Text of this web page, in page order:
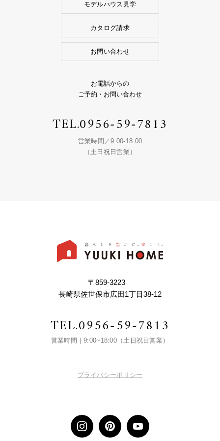
モデルハウス見学
カタログ請求
お問い合わせ
お電話からの
ご予約・お問い合わせ
TEL.0956-59-7813
営業時間／9:00-18:00
（土日祝日営業）
〒859-3223
長崎県佐世保市広田1丁目38-12
TEL.0956-59-7813
営業時間｜9:00~18:00（土日祝日営業）
プライバシーポリシー